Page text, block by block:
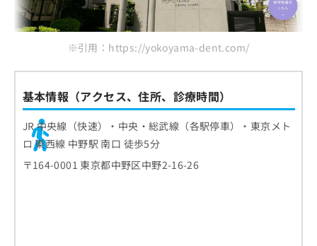
※引用：https://yokoyama-dent.com/
基本情報（アクセス、住所、診療時間）
JR 中央線（快速）・中央・総武線（各駅停車）・東京メト
ロ 東西線 中野駅 南口 徒歩5分
〒164-0001 東京都中野区中野2-16-26